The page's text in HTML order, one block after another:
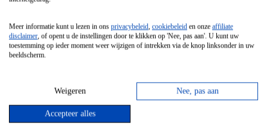
Vrijstaande Magnetron
Vrijstaande Kookplaat
Inbouw Gaskookplaat
Inbouw Keramische Kookplaat
Kookplaat Accessoires
Meer informatie kunt u lezen in ons privacybeleid, cookiebeleid en onze affiliate
disclaimer, of opent u de instellingen door te klikken op 'Nee, pas aan'. U kunt uw
toestemming op ieder moment weer wijzigen of intrekken via de knop linksonder in uw
beeldscherm.
Weigeren Nee, pas aan
Accepteer alles